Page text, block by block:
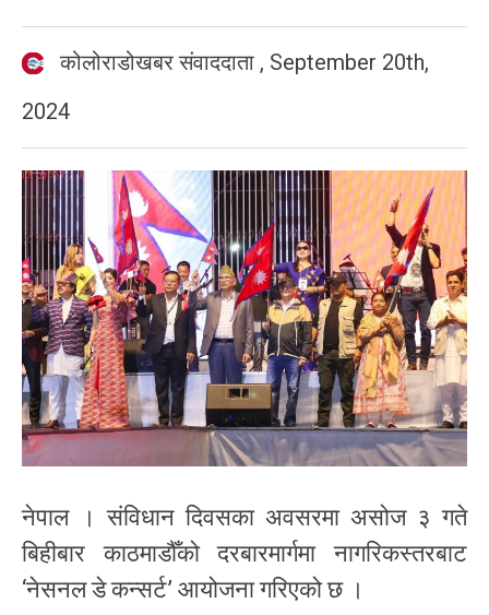
कोलोराडोखबर संवाददाता , September 20th,
2024
नेपाल । संविधान दिवसका अवसरमा असोज ३ गते
बिहीबार काठमाडौँको दरबारमार्गमा नागरिकस्तरबाट
‘नेसनल डे कन्सर्ट’ आयोजना गरिएको छ ।